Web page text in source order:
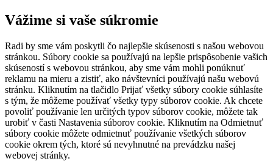
Vážime si vaše súkromie
Radi by sme vám poskytli čo najlepšie skúsenosti s našou webovou
stránkou. Súbory cookie sa používajú na lepšie prispôsobenie vašich
skúseností s webovou stránkou, aby sme vám mohli ponúknuť
reklamu na mieru a zistiť, ako návštevníci používajú našu webovú
stránku. Kliknutím na tlačidlo Prijať všetky súbory cookie súhlasíte
s tým, že môžeme používať všetky typy súborov cookie. Ak chcete
povoliť používanie len určitých typov súborov cookie, môžete tak
urobiť v časti Nastavenia súborov cookie. Kliknutím na Odmietnuť
súbory cookie môžete odmietnuť používanie všetkých súborov
cookie okrem tých, ktoré sú nevyhnutné na prevádzku našej
webovej stránky.